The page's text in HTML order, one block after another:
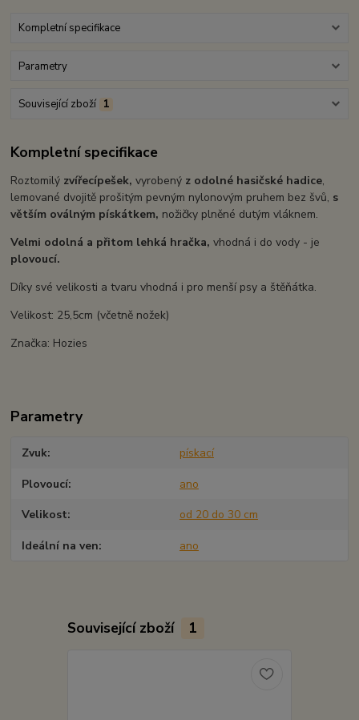
Kompletní specifikace
Parametry
Související zboží 1
Kompletní specifikace
Roztomilý zvířecípešek,vyrobený z odolné hasičské hadice,
lemované dvojitě prošitým pevným nylonovým pruhem bez švů, s
větším oválným pískátkem, nožičky plněné dutým vláknem.
Velmi odolná a přitom lehká hračka, vhodná i do vody - je
plovoucí.
Díky své velikosti a tvaru vhodná i pro menší psy a štěňátka.
Velikost: 25,5cm (včetně nožek)
Značka: Hozies
Parametry
Zvuk pískací
Plovoucí ano
Velikost od 20 do 30 cm
Ideální na ven ano
Související zboží 1